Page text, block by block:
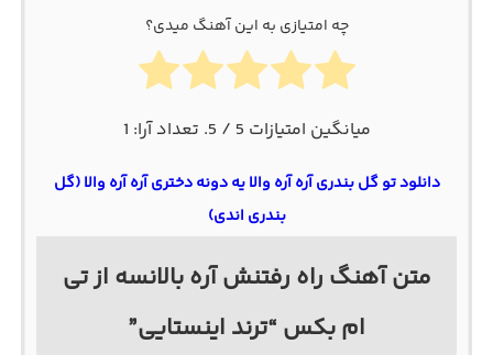
چه امتیازی به این آهنگ میدی؟
میانگین امتیازات 5 / 5. تعداد آرا: 1
دانلود تو گل بندری آره آره والا یه دونه دختری آره آره والا (گل
بندری اندی)
متن آهنگ راه رفتنش آره بالانسه از تی
ام بکس “ترند اینستایی”